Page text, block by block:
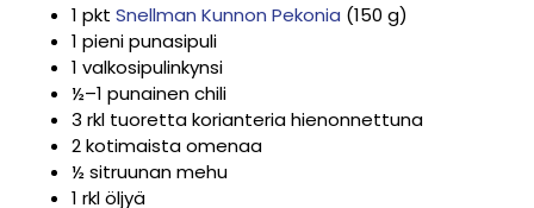
1 pkt Snellman Kunnon Pekonia (150 g)
1 pieni punasipuli
1 valkosipulinkynsi
½–1 punainen chili
3 rkl tuoretta korianteria hienonnettuna
2 kotimaista omenaa
½ sitruunan mehu
1 rkl öljyä